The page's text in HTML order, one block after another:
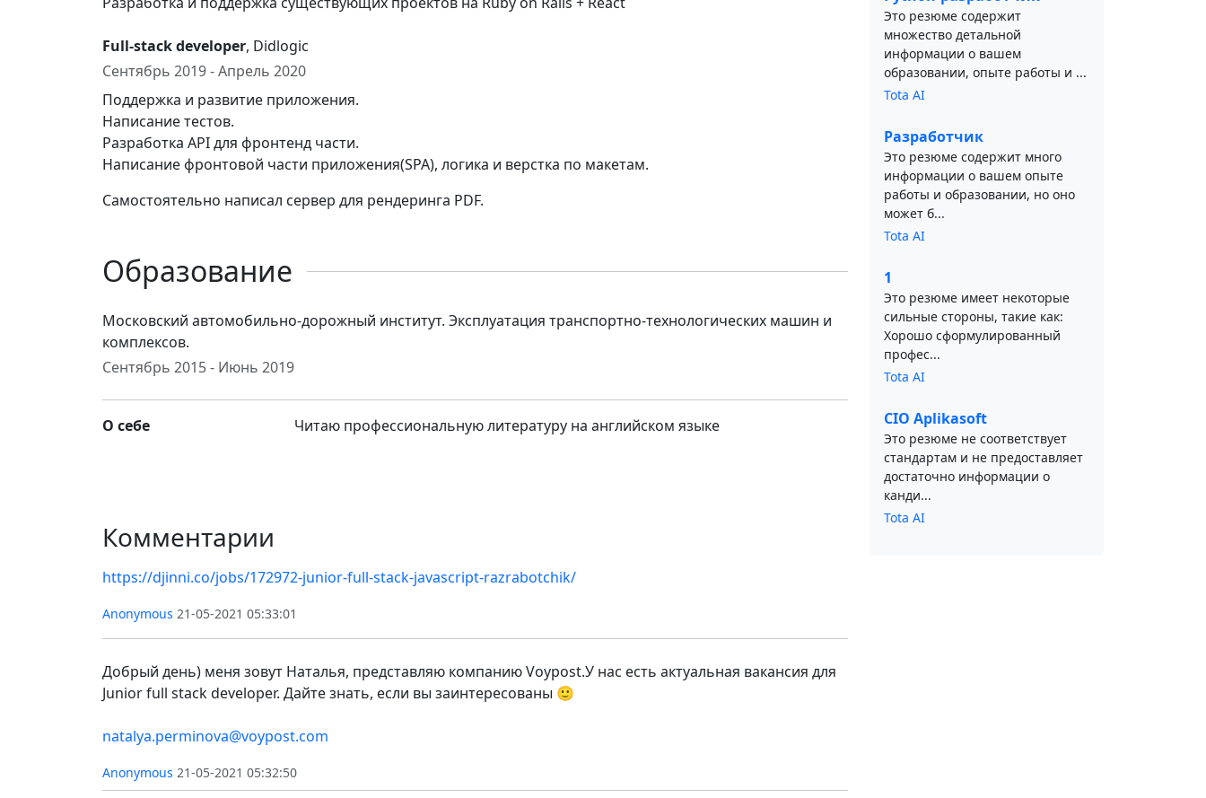
Full-stack developer, Didlogic
Сентябрь 2019 - Апрель 2020
Поддержка и развитие приложения.
Написание тестов.
Разработка API для фронтенд части.
Написание фронтовой части приложения(SPA), логика и верстка по макетам.
Самостоятельно написал сервер для рендеринга PDF.
Образование
Московский автомобильно-дорожный институт. Эксплуатация транспортно-технологических машин и
комплексов.
Сентябрь 2015 - Июнь 2019
О себе Читаю профессиональную литературу на английском языке
Комментарии
https://djinni.co/jobs/172972-junior-full-stack-javascript-razrabotchik/
Anonymous 21-05-2021 05:33:01
Добрый день) меня зовут Наталья, представляю компанию Voypost.У нас есть актуальная вакансия для
Junior full stack developer. Дайте знать, если вы заинтересованы 🙂
natalya.perminova@voypost.com
Anonymous 21-05-2021 05:32:50
Это резюме содержит
множество детальной
информации о вашем
образовании, опыте работы и ...
Tota AI
Разработчик
Это резюме содержит много
информации о вашем опыте
работы и образовании, но оно
может б...
Tota AI
1
Это резюме имеет некоторые
сильные стороны, такие как:
Хорошо сформулированный
профес...
Tota AI
CIO Aplikasoft
Это резюме не соответствует
стандартам и не предоставляет
достаточно информации о
канди...
Tota AI